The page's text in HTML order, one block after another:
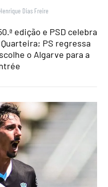
Henrique Dias Freire
edição e PSD celebra
PS regressa
o Algarve para a